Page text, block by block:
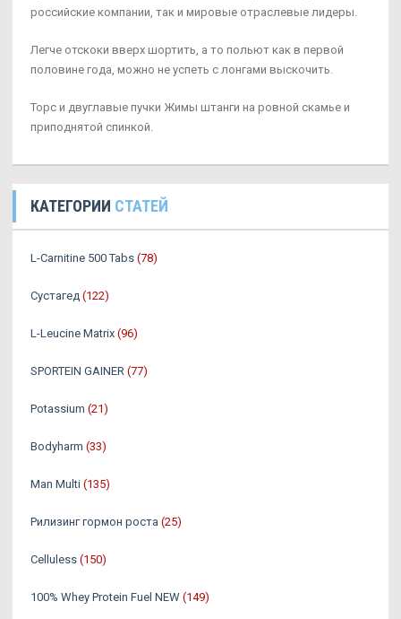
российские компании, так и мировые отраслевые лидеры.
Легче отскоки вверх шортить, а то польют как в первой
половине года, можно не успеть с лонгами выскочить.
Торс и двуглавые пучки Жимы штанги на ровной скамье и
приподнятой спинкой.
КАТЕГОРИИ СТАТЕЙ
L-Carnitine 500 Tabs (78)
Сустагед (122)
L-Leucine Matrix (96)
SPORTEIN GAINER (77)
Potassium (21)
Bodyharm (33)
Man Multi (135)
Рилизинг гормон роста (25)
Celluless (150)
100% Whey Protein Fuel NEW (149)